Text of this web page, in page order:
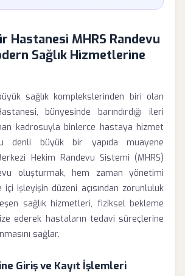
Hastanesi MHRS Randevu
Sağlık Hizmetlerine
sağlık komplekslerinden biri olan
bünyesinde barındırdığı ileri
kadrosuyla binlerce hastaya hizmet
denli büyük bir yapıda muayene
Hekim Randevu Sistemi (MHRS)
oluşturmak, hem zaman yönetimi
işleyişin düzeni açısından zorunluluk
sağlık hizmetleri, fiziksel bekleme
ederek hastaların tedavi süreçlerine
sağlar.
Giriş ve Kayıt İşlemleri